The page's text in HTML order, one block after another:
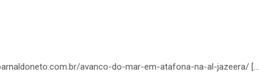
avanco-do-mar-em-atafona-na-al-jazeera/ […]